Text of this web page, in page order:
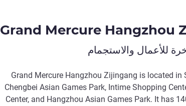
Grand Mercure Hangzhou
للأعمال والاستجمام
Grand Mercure Hangzhou Zijingang is located in
Chengbei Asian Games Park, Intime Shopping
Center, and Hangzhou Asian Games Park. It has